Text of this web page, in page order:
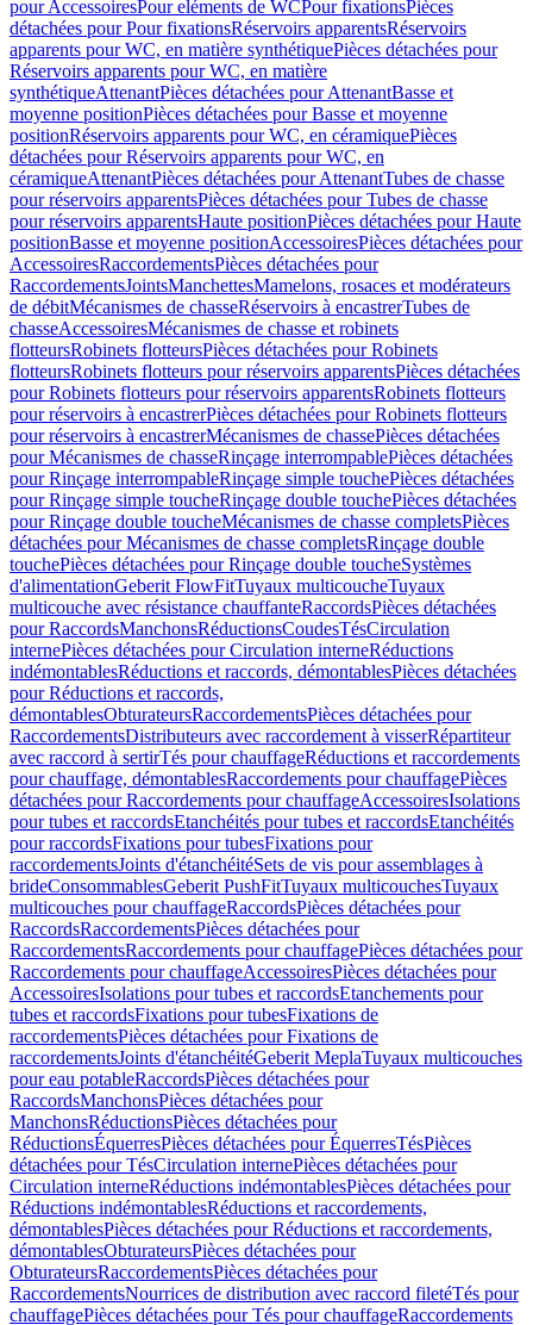
pour AccessoiresPour eléments de WCPour fixationsPièces
détachées pour Pour fixationsRéservoirs apparentsRéservoirs
apparents pour WC, en matière synthétiquePièces détachées pour
Réservoirs apparents pour WC, en matière
synthétiqueAttenantPièces détachées pour AttenantBasse et
moyenne positionPièces détachées pour Basse et moyenne
positionRéservoirs apparents pour WC, en céramiquePièces
détachées pour Réservoirs apparents pour WC, en
céramiqueAttenantPièces détachées pour AttenantTubes de chasse
pour réservoirs apparentsPièces détachées pour Tubes de chasse
pour réservoirs apparentsHaute positionPièces détachées pour Haute
positionBasse et moyenne positionAccessoiresPièces détachées pour
AccessoiresRaccordementsPièces détachées pour
RaccordementsJointsManchettesMamelons, rosaces et modérateurs
de débitMécanismes de chasseRéservoirs à encastrerTubes de
chasseAccessoiresMécanismes de chasse et robinets
flotteursRobinets flotteursPièces détachées pour Robinets
flotteursRobinets flotteurs pour réservoirs apparentsPièces détachées
pour Robinets flotteurs pour réservoirs apparentsRobinets flotteurs
pour réservoirs à encastrerPièces détachées pour Robinets flotteurs
pour réservoirs à encastrerMécanismes de chassePièces détachées
pour Mécanismes de chasseRinçage interrompablePièces détachées
pour Rinçage interrompableRinçage simple touchePièces détachées
pour Rinçage simple toucheRinçage double touchePièces détachées
pour Rinçage double toucheMécanismes de chasse completsPièces
détachées pour Mécanismes de chasse completsRinçage double
touchePièces détachées pour Rinçage double toucheSystèmes
d'alimentationGeberit FlowFitTuyaux multicoucheTuyaux
multicouche avec résistance chauffanteRaccordsPièces détachées
pour RaccordsManchonsRéductionsCoudesTésCirculation
internePièces détachées pour Circulation interneRéductions
indémontablesRéductions et raccords, démontablesPièces détachées
pour Réductions et raccords,
démontablesObturateursRaccordementsPièces détachées pour
RaccordementsDistributeurs avec raccordement à visserRépartiteur
avec raccord à sertirTés pour chauffageRéductions et raccordements
pour chauffage, démontablesRaccordements pour chauffagePièces
détachées pour Raccordements pour chauffageAccessoiresIsolations
pour tubes et raccordsEtanchéités pour tubes et raccordsEtanchéités
pour raccordsFixations pour tubesFixations pour
raccordementsJoints d'étanchéitéSets de vis pour assemblages à
brideConsommablesGeberit PushFitTuyaux multicouchesTuyaux
multicouches pour chauffageRaccordsPièces détachées pour
RaccordsRaccordementsPièces détachées pour
RaccordementsRaccordements pour chauffagePièces détachées pour
Raccordements pour chauffageAccessoiresPièces détachées pour
AccessoiresIsolations pour tubes et raccordsEtanchements pour
tubes et raccordsFixations pour tubesFixations de
raccordementsPièces détachées pour Fixations de
raccordementsJoints d'étanchéitéGeberit MeplaTuyaux multicouches
pour eau potableRaccordsPièces détachées pour
RaccordsManchonsPièces détachées pour
ManchonsRéductionsPièces détachées pour
RéductionsÉquerresPièces détachées pour ÉquerresTésPièces
détachées pour TésCirculation internePièces détachées pour
Circulation interneRéductions indémontablesPièces détachées pour
Réductions indémontablesRéductions et raccordements,
démontablesPièces détachées pour Réductions et raccordements,
démontablesObturateursPièces détachées pour
ObturateursRaccordementsPièces détachées pour
RaccordementsNourrices de distribution avec raccord filetéTés pour
chauffagePièces détachées pour Tés pour chauffageRaccordements